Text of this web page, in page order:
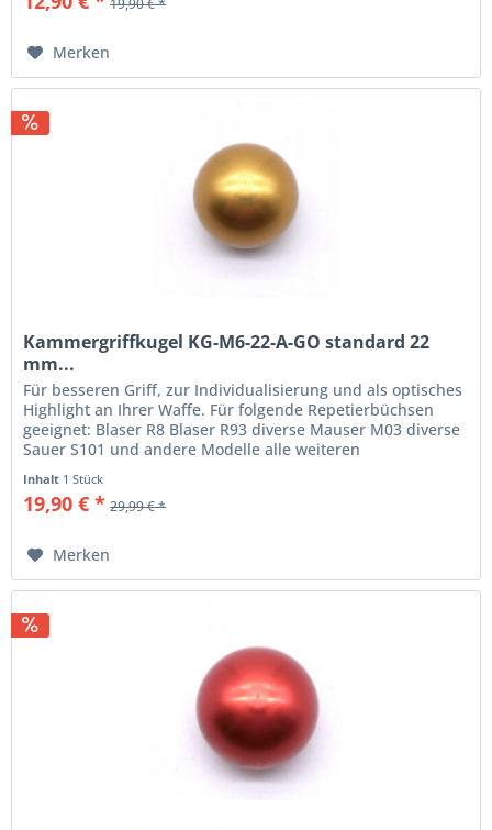
19,90 € *
Merken
Kammergriffkugel KG-M6-22-A-GO standard 22
mm...
Für besseren Griff, zur Individualisierung und als optisches
Highlight an Ihrer Waffe. Für folgende Repetierbüchsen
geeignet: Blaser R8 Blaser R93 diverse Mauser M03 diverse
Sauer S101 und andere Modelle alle weiteren
Inhalt 1 Stück
19,90 € * 29,99 € *
Merken